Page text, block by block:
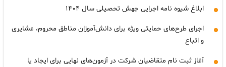
ابلاغ شیوه نامه اجرایی جهش تحصیلی سال ۱۴۰۴
اجرای طرح‌های حمایتی ویژه برای دانش‌آموزان مناطق محروم، عشایری
و اتباع
آغاز ثبت نام متقاضیان شرکت در آزمون‌های نهایی برای ایجاد یا